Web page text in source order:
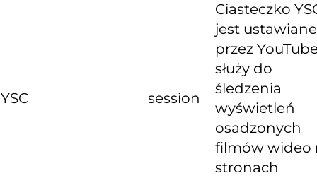
YSC session
Ciasteczko
jest ustawiane
przez
służy do
śledzenia
wyświetleń
osadzonych
filmów wideo
stronach